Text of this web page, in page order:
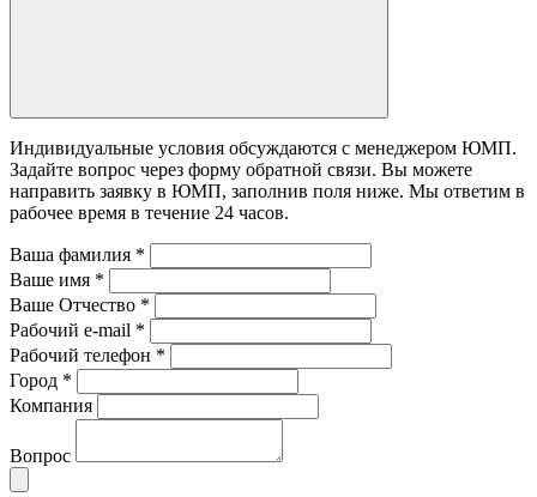
Индивидуальные условия обсуждаются с менеджером ЮМП.
Задайте вопрос через форму обратной связи. Вы можете
направить заявку в ЮМП, заполнив поля ниже. Mы ответим в
рабочее время в течение 24 часов.
Ваша фамилия *
Ваше имя *
Ваше Отчество *
Рабочий e-mail *
Рабочий телефон *
Город *
Компания
Вопрос